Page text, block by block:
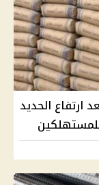
ارتفاع الحديد